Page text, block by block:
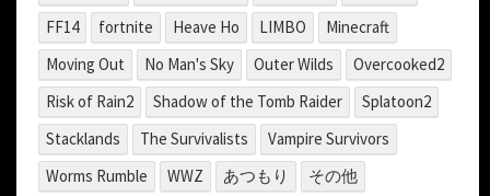
FF14
fortnite Heave Ho LIMBO
Minecraft
Moving Out
No Man's Sky Outer Wilds
Overcooked2
Risk of Rain2
Shadow of the Tomb Raider
Splatoon2
Stacklands
The Survivalists
Vampire Survivors
Worms Rumble
WWZ あつもり
その他